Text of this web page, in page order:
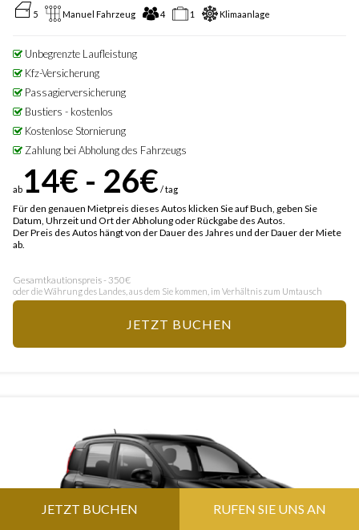
5 Manuel Fahrzeug 4 1 Klimaanlage
Unbegrenzte Laufleistung
Kfz-Versicherung
Passagierversicherung
Bustiers - kostenlos
Kostenlose Stornierung
Zahlung bei Abholung des Fahrzeugs
ab 14€ - 26€ / tag
Für den genauen Mietpreis dieses Autos klicken Sie auf Buch, geben Sie
Datum, Uhrzeit und Ort der Abholung oder Rückgabe des Autos.
Der Preis des Autos hängt von der Dauer des Jahres und der Dauer der Miete
ab.
Gesamtkautionspreis - 350€
oder die Währung des Landes, aus dem Sie kommen, im Verhältnis zum Umtausch
JETZT BUCHEN
JETZT BUCHEN RUFEN SIE UNS AN